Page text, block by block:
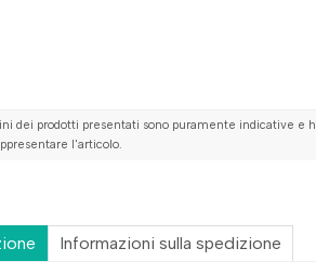
dei prodotti presentati sono puramente indicative e
l'articolo.
Informazioni sulla spedizione